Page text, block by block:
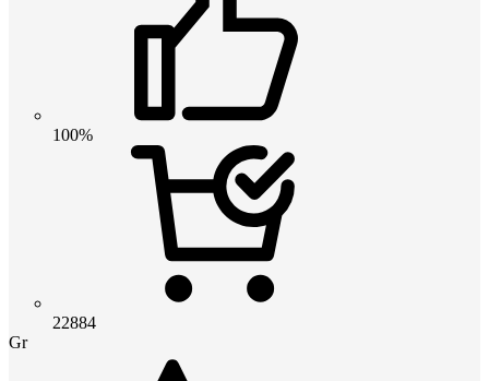
100%
22884
Gr